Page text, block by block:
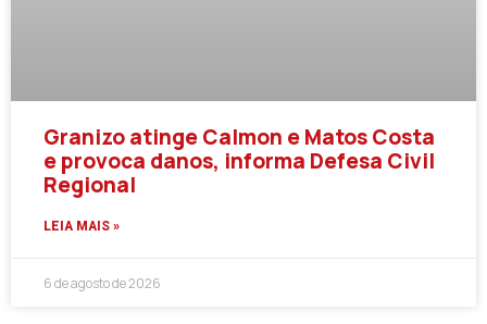
Granizo atinge Calmon e Matos Costa
e provoca danos, informa Defesa Civil
Regional
LEIA MAIS »
6 de agosto de 2026